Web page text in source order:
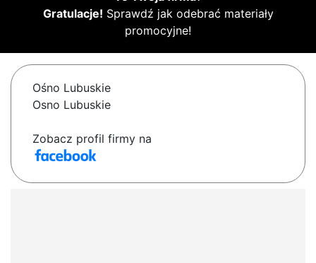
Gratulacje! Sprawdź jak odebrać materiały
promocyjne!
Ośno Lubuskie
Osno Lubuskie
Zobacz profil firmy na